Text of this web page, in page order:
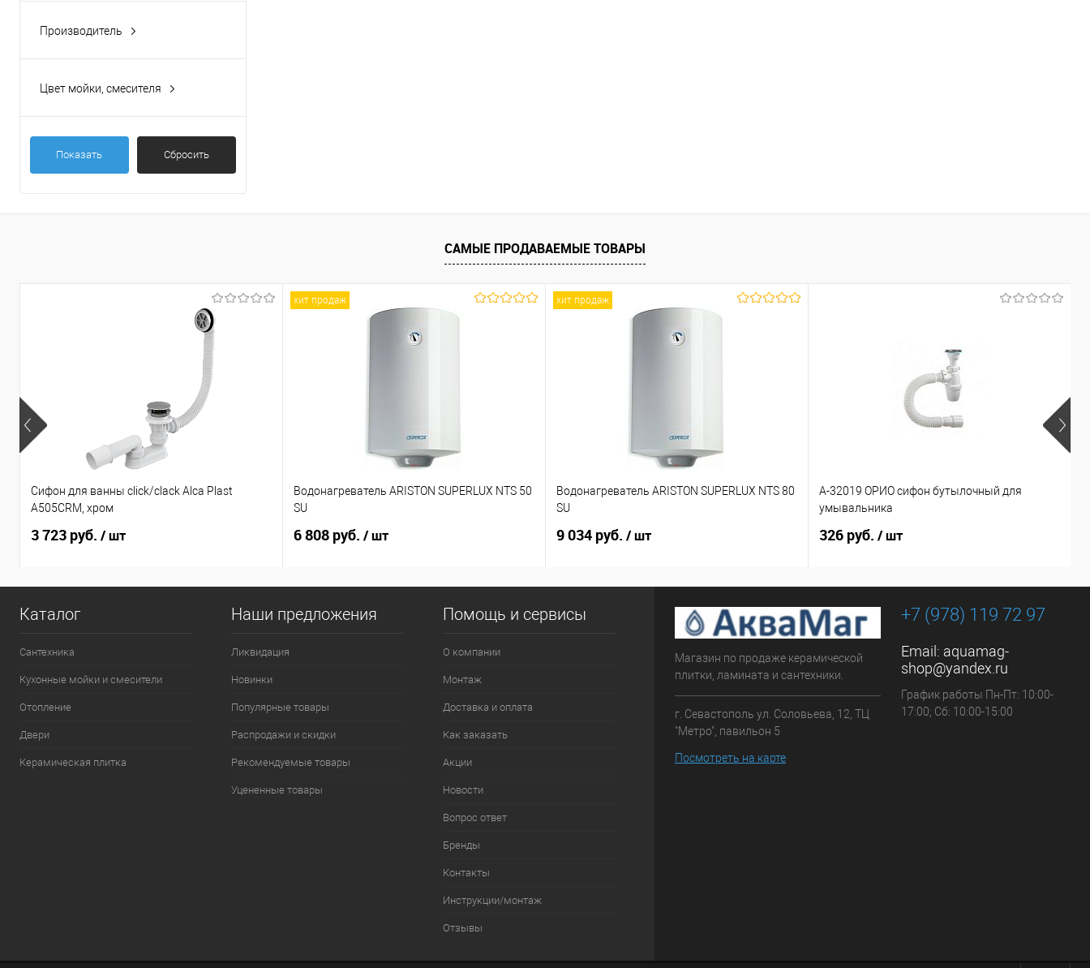
Производитель
Цвет мойки, смесителя
серый
Показать Сбросить
САМЫЕ ПРОДАВАЕМЫЕ ТОВАРЫ
Сифон для ванны click/clack Alca Plast
A505CRM, хром
3 723 руб. / шт
хит продаж
Водонагреватель ARISTON SUPERLUX NTS 50
SU
6 808 руб. / шт
хит продаж
Водонагреватель ARISTON SUPERLUX NTS 80
SU
9 034 руб. / шт
А-32019 ОРИО сифон бутылочный для
умывальника
326 руб. / шт
Каталог
Сантехника
Кухонные мойки и смесители
Отопление
Двери
Керамическая плитка
Наши предложения
Ликвидация
Новинки
Популярные товары
Распродажи и скидки
Рекомендуемые товары
Уцененные товары
Помощь и сервисы
О компании
Монтаж
Доставка и оплата
Как заказать
Акции
Новости
Вопрос ответ
Бренды
Контакты
Инструкции/монтаж
Отзывы
Магазин по продаже керамической
плитки, ламината и сантехники.
г. Севастополь ул. Соловьева, 12, ТЦ
"Метро", павильон 5
Посмотреть на карте
+7 (978) 119 72 97
Email: aquamag-
shop@yandex.ru
График работы Пн-Пт: 10:00-
17:00; Сб: 10:00-15:00